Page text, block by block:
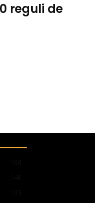
reguli de